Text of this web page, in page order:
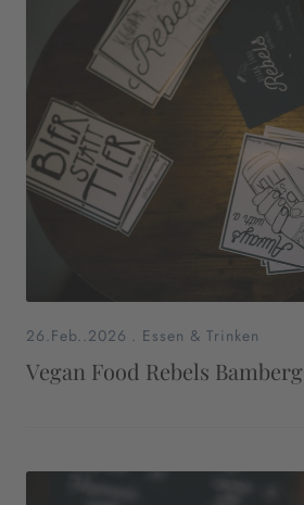
26.Feb..2026 . Essen & Trinken
Vegan Food Rebels Bamberg